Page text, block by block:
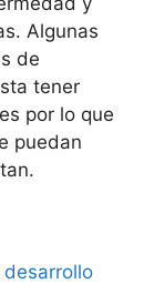
Algunas
de
tener
por lo que
puedan